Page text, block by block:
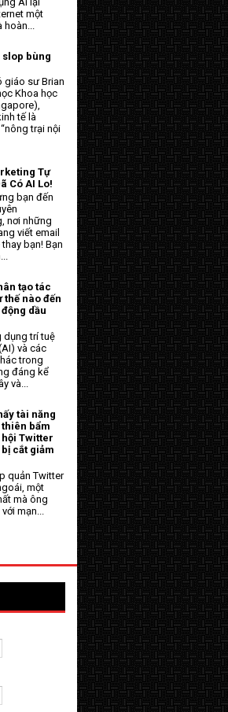
một
slop bùng
giáo sư Brian
Khoa học
tế là
trại nội
Tự
Có AI Lo!
bạn đến
nơi những
viết email
bạn! Bạn
tạo tác
thế nào đến
dầu
dụng trí tuệ
và các
trong
đáng kể
và...
tài năng
bẩm
Twitter
cắt giảm
quản Twitter
một
mà ông
mạn...